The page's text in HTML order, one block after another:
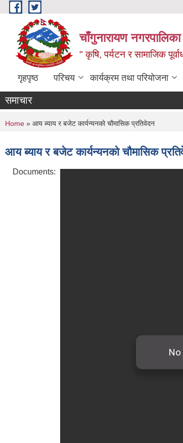
Skip to main content
चाँगुनारायण नगरपालिका
" कृषि, पर्यटन र सामाजिक
गृहपृष्ठ परिचय कार्यक्रम तथा परियोजना
समाचार
You are here
Home » आय ब्याय र बजेट कार्यन्यनको चौमासिक प्रतिवेदन
आय ब्याय र बजेट कार्यन्यनको चौमासिक
Documents: